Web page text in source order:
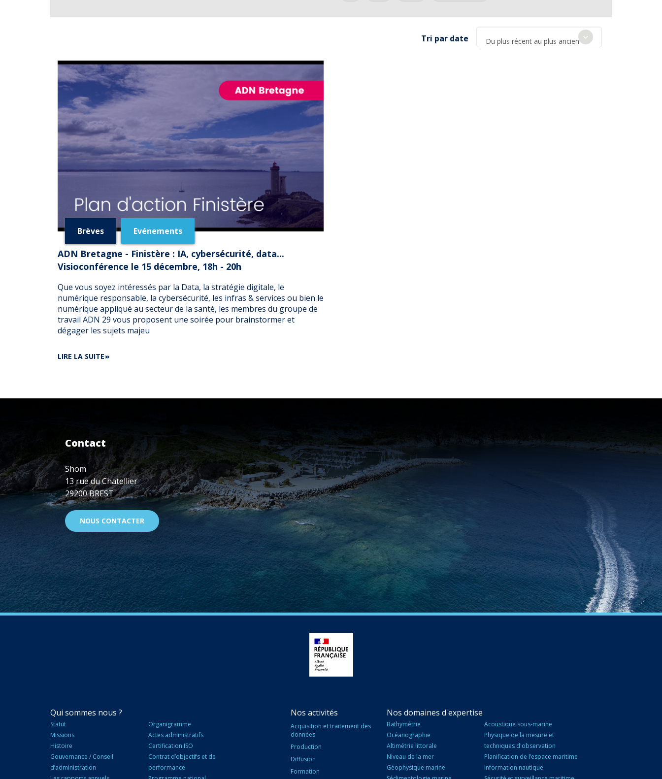
Tri par date Du plus récent au plus ancien
Brèves Evénements
ADN Bretagne - Finistère : IA, cybersécurité, data...
Visioconférence le 15 décembre, 18h - 20h
Que vous soyez intéressés par la Data, la stratégie digitale, le
numérique responsable, la cybersécurité, les infras & services ou bien le
numérique appliqué au secteur de la santé, les membres du groupe de
travail ADN 29 vous proposent une soirée pour brainstormer et
dégager les sujets majeu
LIRE LA SUITEDE
VISIOCONFÉRENCE
LE
15
DÉCEMBRE,
18H
-
20H
Contact
Shom
13 rue du Chatellier
29200 BREST
NOUS CONTACTER
NAVIGATION
PRINCIPALE
Qui sommes nous ?
Statut
Missions
Histoire
Gouvernance / Conseil
d’administration
Organigramme
Actes administratifs
Certification ISO
Contrat d’objectifs et de
performance
Nos activités
Acquisition et traitement des
données
Production
Diffusion
Formation
Nos domaines d'expertise
Bathymétrie
Océanographie
Altimétrie littorale
Niveau de la mer
Géophysique marine
Acoustique sous-marine
Physique de la mesure et
techniques d'observation
Planification de l’espace maritime
Information nautique